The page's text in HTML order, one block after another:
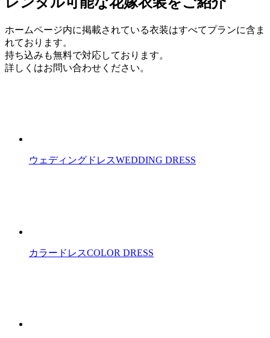
ホームページ内に掲載されている衣装はすべてプランに含ま
れております。
持ち込みも無料で対応しております。
詳しくはお問い合わせください。
ウェディングドレスWEDDING DRESS
カラードレスCOLOR DRESS